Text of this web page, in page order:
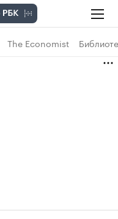
The Economist